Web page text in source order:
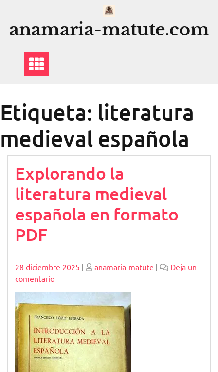
contenido
anamaria-matute.com
Etiqueta: literatura
medieval española
Explorando la
literatura medieval
española en formato
PDF
Publicado
28 diciembre 2025 | Publicado
anamaria-matute |
Deja un
comentarioen
Explorando
literatura
medieval
española
en
formato